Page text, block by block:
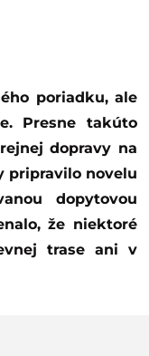
Presne takúto
dopravy na
pripravilo novelu
dopytovou
že niektoré
trase ani v